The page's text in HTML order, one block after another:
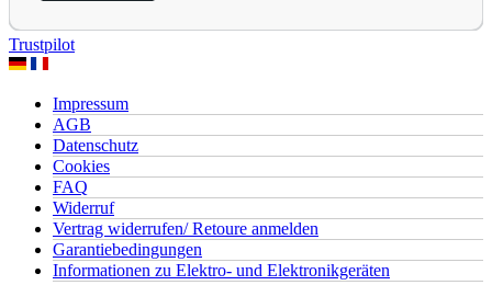
Trustpilot
Impressum
AGB
Datenschutz
Cookies
FAQ
Widerruf
Vertrag widerrufen/ Retoure anmelden
Garantiebedingungen
Informationen zu Elektro- und Elektronikgeräten